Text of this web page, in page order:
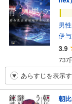
男
伊
3.9
737
あらすじを表示
朝